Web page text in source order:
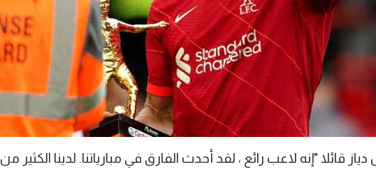
"إنه لاعب رائع ، لقد أحدث الفارق في مبارياتنا. لدينا الكثير من